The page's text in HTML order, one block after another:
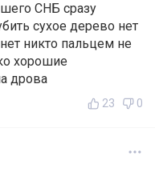
СНБ сразу
сухое дерево нет
никто пальцем не
хорошие
дрова
23 0